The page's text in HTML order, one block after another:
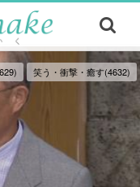
笑う・衝撃・癒す(4632)